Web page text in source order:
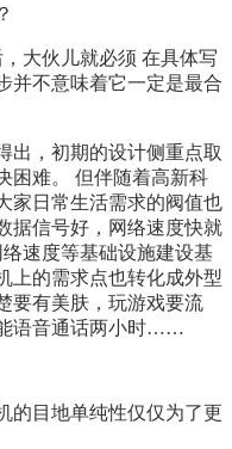
大伙儿就必须 在具体写
并不意味着它一定是最合
出，初期的设计侧重点取
困难。 但伴随着高新科
家日常生活需求的阀值也
据信号好，网络速度快就
速度等基础设施建设基
上的需求点也转化成外型
要有美肤，玩游戏要流
语音通话两小时……
的目地单纯性仅仅为了更